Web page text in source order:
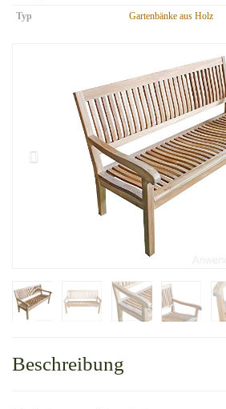
Typ
Gartenbänke aus Holz
Beschreibung